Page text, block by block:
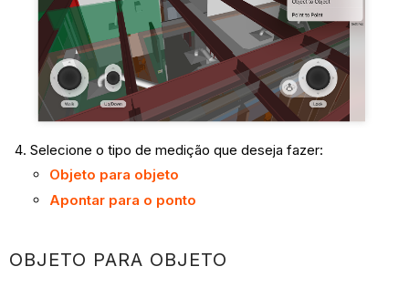
Selecione o tipo de medição que deseja fazer:
Objeto para objeto
Apontar para o ponto
OBJETO PARA OBJETO